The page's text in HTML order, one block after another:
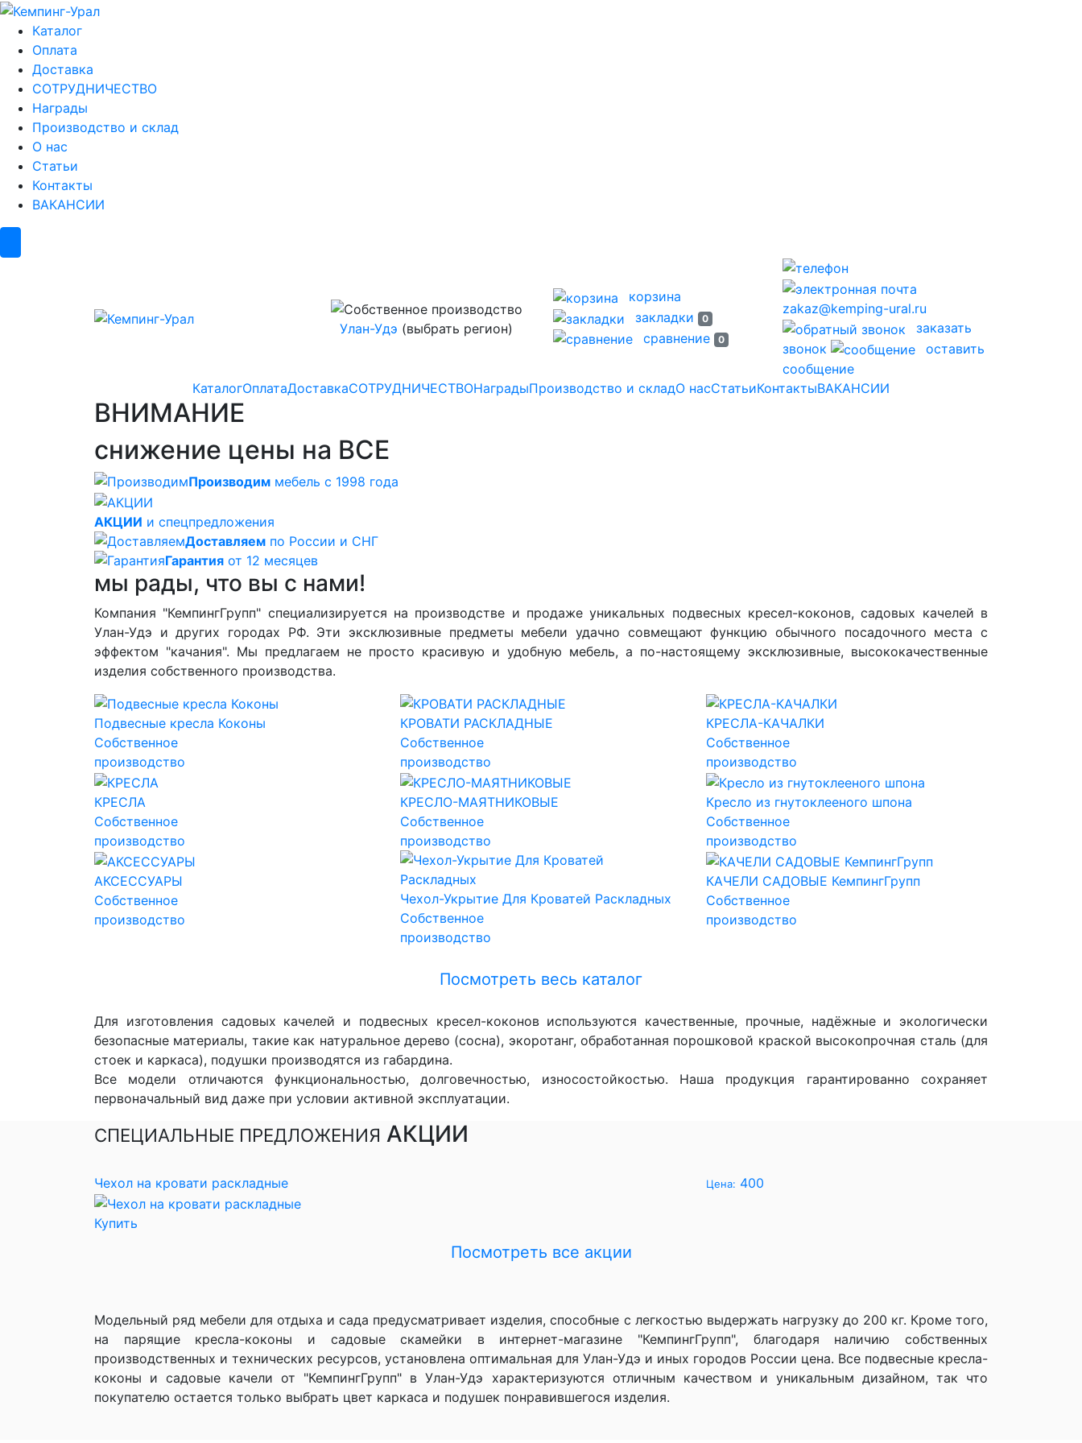
Каталог
Оплата
Доставка
СОТРУДНИЧЕСТВО
Награды
Производство и склад
О нас
Статьи
Контакты
ВАКАНСИИ
Улан-Удэ (выбрать регион)
корзина
закладки
0
сравнение 0
zakaz@kemping-ural.ru
заказать
звонок
оставить
сообщение
КаталогОплатаДоставкаСОТРУДНИЧЕСТВОНаградыПроизводство и складО насСтатьиКонтактыВАКАНСИИ
ВНИМАНИЕ
снижение цены на ВСЕ
Производим мебель с 1998 года
АКЦИИ и спецпредложения
Доставляем по России и СНГ
Гарантия от 12 месяцев
мы рады, что вы с нами!
Компания "КемпингГрупп" специализируется на производстве и продаже уникальных подвесных кресел-коконов, садовых качелей в
Улан-Удэ и других городах РФ. Эти эксклюзивные предметы мебели удачно совмещают функцию обычного посадочного места с
эффектом "качания". Мы предлагаем не просто красивую и удобную мебель, а по-настоящему эксклюзивные, высококачественные
изделия собственного производства.
Подвесные кресла Коконы
Собственное
производство
КРОВАТИ РАСКЛАДНЫЕ
Собственное
производство
КРЕСЛА-КАЧАЛКИ
Собственное
производство
КРЕСЛА
Собственное
производство
КРЕСЛО-МАЯТНИКОВЫЕ
Собственное
производство
Кресло из гнутоклееного шпона
Собственное
производство
АКСЕССУАРЫ
Собственное
производство
Чехол-Укрытие Для Кроватей Раскладных
Собственное
производство
КАЧЕЛИ САДОВЫЕ КемпингГрупп
Собственное
производство
Посмотреть весь каталог
Для изготовления садовых качелей и подвесных кресел-коконов используются качественные, прочные, надёжные и экологически
безопасные материалы, такие как натуральное дерево (сосна), экоротанг, обработанная порошковой краской высокопрочная сталь (для
стоек и каркаса), подушки производятся из габардина.
Все модели отличаются функциональностью, долговечностью, износостойкостью. Наша продукция гарантированно сохраняет
первоначальный вид даже при условии активной эксплуатации.
СПЕЦИАЛЬНЫЕ ПРЕДЛОЖЕНИЯ АКЦИИ
Чехол на кровати раскладные Цена: 400
Купить
Посмотреть вcе акции
Модельный ряд мебели для отдыха и сада предусматривает изделия, способные с легкостью выдержать нагрузку до 200 кг. Кроме того,
на парящие кресла-коконы и садовые скамейки в интернет-магазине "КемпингГрупп", благодаря наличию собственных
производственных и технических ресурсов, установлена оптимальная для Улан-Удэ и иных городов России цена. Все подвесные кресла-
коконы и садовые качели от "КемпингГрупп" в Улан-Удэ характеризуются отличным качеством и уникальным дизайном, так что
покупателю остается только выбрать цвет каркаса и подушек понравившегося изделия.